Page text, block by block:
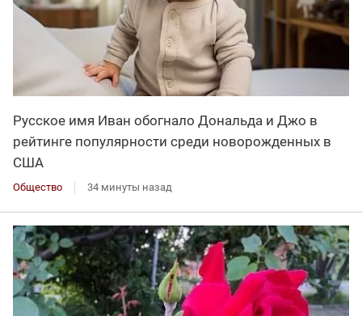
Русское имя Иван обогнало Дональда и Джо в
рейтинге популярности среди новорожденных в
США
Общество 34 минуты назад